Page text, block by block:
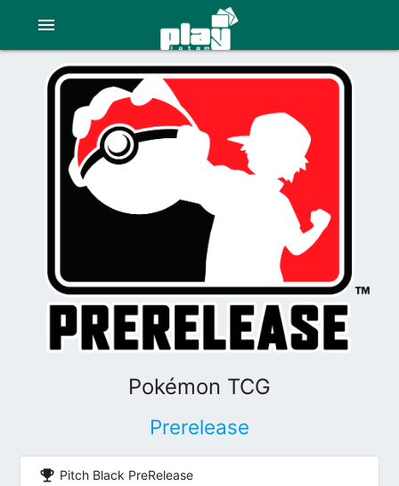
menu
Pokémon TCG
Prerelease
emoji_events Pitch Black PreRelease